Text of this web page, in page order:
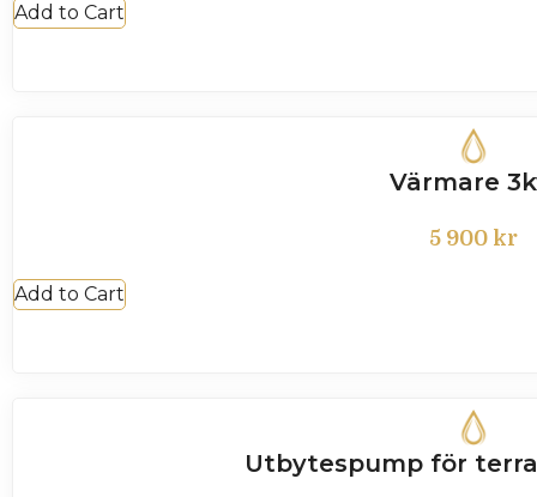
Add to Cart
Värmare
5 900 kr
Add to Cart
Utbytespump för